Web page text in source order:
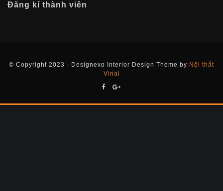
Đăng kí thành viên
© Copyright 2023 - Designexo Interior Design Theme by Nội thất
Vinai